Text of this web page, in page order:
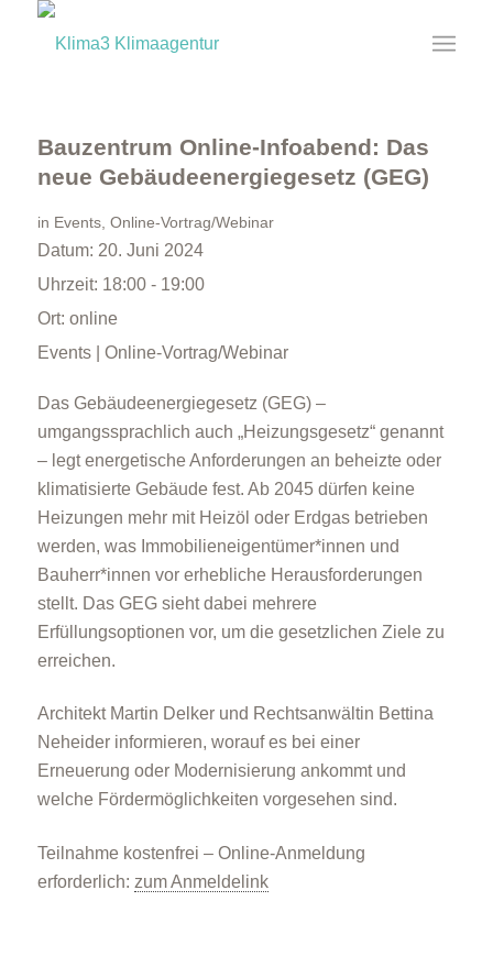
Bauzentrum Online-Infoabend: Das
neue Gebäudeenergiegesetz (GEG)
in Events, Online-Vortrag/Webinar
Datum: 20. Juni 2024
Uhrzeit: 18:00 - 19:00
Ort: online
Events | Online-Vortrag/Webinar
Das Gebäudeenergiegesetz (GEG) –
umgangssprachlich auch „Heizungsgesetz“ genannt
– legt energetische Anforderungen an beheizte oder
klimatisierte Gebäude fest. Ab 2045 dürfen keine
Heizungen mehr mit Heizöl oder Erdgas betrieben
werden, was Immobilieneigentümer*innen und
Bauherr*innen vor erhebliche Herausforderungen
stellt. Das GEG sieht dabei mehrere
Erfüllungsoptionen vor, um die gesetzlichen Ziele zu
erreichen.
Architekt Martin Delker und Rechtsanwältin Bettina
Neheider informieren, worauf es bei einer
Erneuerung oder Modernisierung ankommt und
welche Fördermöglichkeiten vorgesehen sind.
Teilnahme kostenfrei – Online-Anmeldung
erforderlich: zum Anmeldelink